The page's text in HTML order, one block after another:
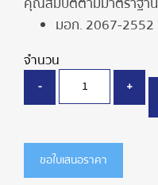
มอก. 2067-2552
จำนวน
- +
ขอใบเสนอราคา